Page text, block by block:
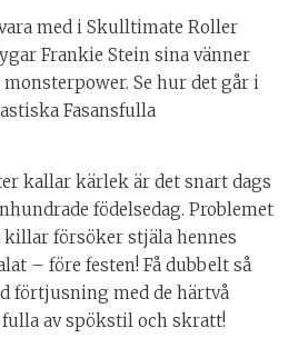
med i Skulltimate Roller
Frankie Stein sina vänner
Se hur det går i
Fasansfulla
kallar kärlek är det snart dags
födelsedag. Problemet
killar försöker stjäla hennes
– före festen! Få dubbelt så
förtjusning med de härtvå
av spökstil och skratt!